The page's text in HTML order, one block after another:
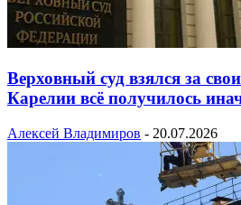
Верховный суд взялся за
Карелии всё получилось
Алексей Владимиров - 20.07.2026